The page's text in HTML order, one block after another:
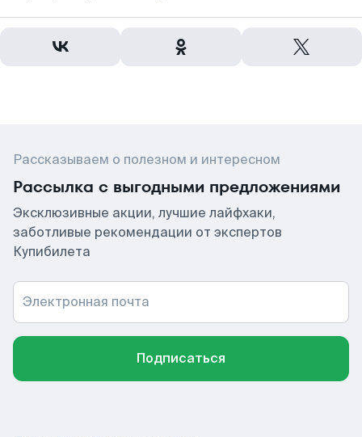
Рассказываем о полезном и интересном
Рассылка с выгодными предложениями
Эксклюзивные акции, лучшие лайфхаки,
заботливые рекомендации от экспертов
Купибилета
Электронная почта
Подписаться